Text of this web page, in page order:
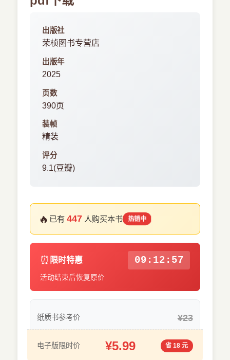
出版社
荣桢图书专营店
出版年
2025
页数
390页
装帧
精装
评分
9.1(豆瓣)
🔥 已有447 人购买本书 热销中
⏰ 限时特惠 09:12:57
活动结束后恢复原价
纸质书参考价 ¥23
电子版限时价 ¥5.99 省 18 元